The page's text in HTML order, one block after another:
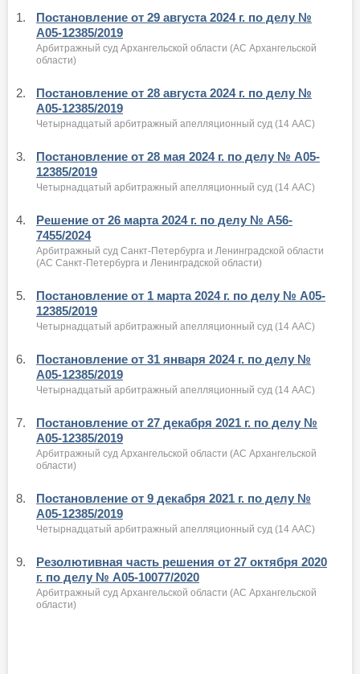
1.
Постановление от 29 августа 2024 г. по делу №
А05-12385/2019
Арбитражный суд Архангельской области (АС Архангельской
области)
2.
Постановление от 28 августа 2024 г. по делу №
А05-12385/2019
Четырнадцатый арбитражный апелляционный суд (14 ААС)
3.
Постановление от 28 мая 2024 г. по делу № А05-
12385/2019
Четырнадцатый арбитражный апелляционный суд (14 ААС)
4.
Решение от 26 марта 2024 г. по делу № А56-
7455/2024
Арбитражный суд Санкт-Петербурга и Ленинградской области
(АС Санкт-Петербурга и Ленинградской области)
5.
Постановление от 1 марта 2024 г. по делу № А05-
12385/2019
Четырнадцатый арбитражный апелляционный суд (14 ААС)
6.
Постановление от 31 января 2024 г. по делу №
А05-12385/2019
Четырнадцатый арбитражный апелляционный суд (14 ААС)
7.
Постановление от 27 декабря 2021 г. по делу №
А05-12385/2019
Арбитражный суд Архангельской области (АС Архангельской
области)
8.
Постановление от 9 декабря 2021 г. по делу №
А05-12385/2019
Четырнадцатый арбитражный апелляционный суд (14 ААС)
9.
Резолютивная часть решения от 27 октября 2020
г. по делу № А05-10077/2020
Арбитражный суд Архангельской области (АС Архангельской
области)